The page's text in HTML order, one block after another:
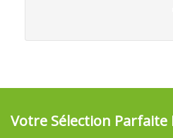
Votre Sélection Parfaite